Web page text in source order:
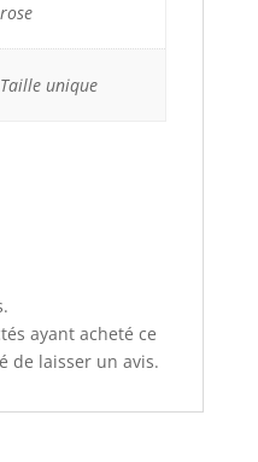
rose
Taille unique
ayant acheté ce
de laisser un avis.